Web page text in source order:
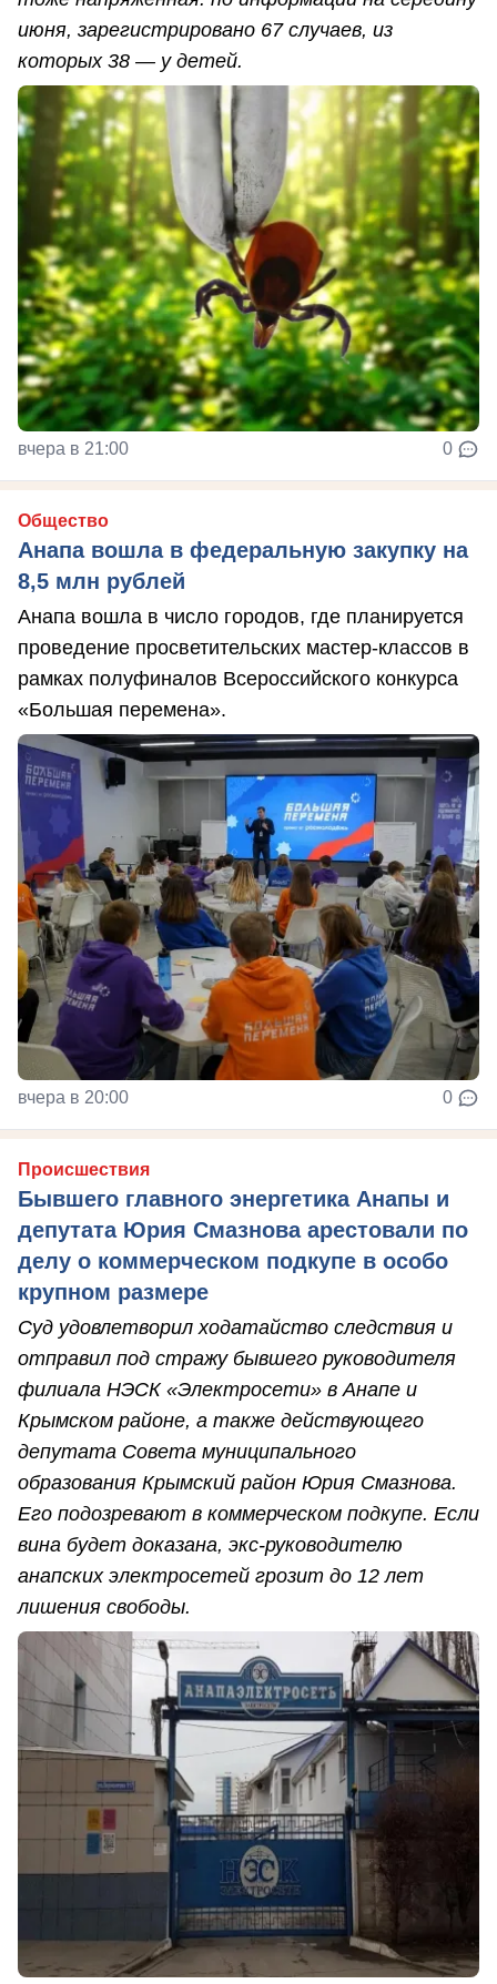
июня, зарегистрировано 67 случаев, из
которых 38 — у детей.
вчера в 21:00 0
Общество
Анапа вошла в федеральную закупку на
8,5 млн рублей
Анапа вошла в число городов, где планируется
проведение просветительских мастер-классов в
рамках полуфиналов Всероссийского конкурса
«Большая перемена».
вчера в 20:00 0
Происшествия
Бывшего главного энергетика Анапы и
депутата Юрия Смазнова арестовали по
делу о коммерческом подкупе в особо
крупном размере
Суд удовлетворил ходатайство следствия и
отправил под стражу бывшего руководителя
филиала НЭСК «Электросети» в Анапе и
Крымском районе, а также действующего
депутата Совета муниципального
образования Крымский район Юрия Смазнова.
Его подозревают в коммерческом подкупе. Если
вина будет доказана, экс-руководителю
анапских электросетей грозит до 12 лет
лишения свободы.